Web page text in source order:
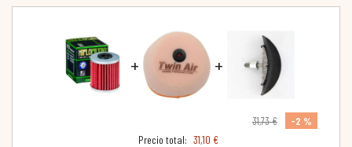
+ +
31,73 €
-2 %
Precio total: 31,10 €